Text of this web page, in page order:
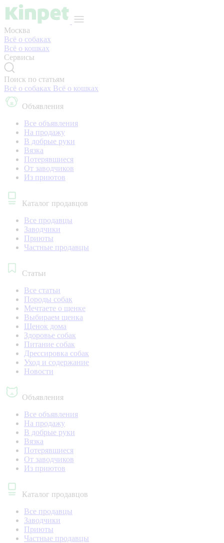
Москва
Всё о собаках
Всё о кошках
Сервисы
Поиск по статьям
Всё о собаках Всё о кошках
Объявления
Все объявления
На продажу
В добрые руки
Вязка
Потерявшиеся
От заводчиков
Из приютов
Каталог продавцов
Все продавцы
Заводчики
Приюты
Частные продавцы
Статьи
Все статьи
Породы собак
Мечтаете о щенке
Выбираем щенка
Щенок дома
Здоровье собак
Питание собак
Дрессировка собак
Уход и содержание
Новости
Объявления
Все объявления
На продажу
В добрые руки
Вязка
Потерявшиеся
От заводчиков
Из приютов
Каталог продавцов
Все продавцы
Заводчики
Приюты
Частные продавцы